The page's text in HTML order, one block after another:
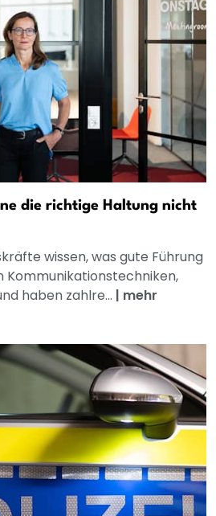
die richtige Haltung nicht
wissen, was gute Führung
Kommunikationstechniken,
haben zahlre... | mehr